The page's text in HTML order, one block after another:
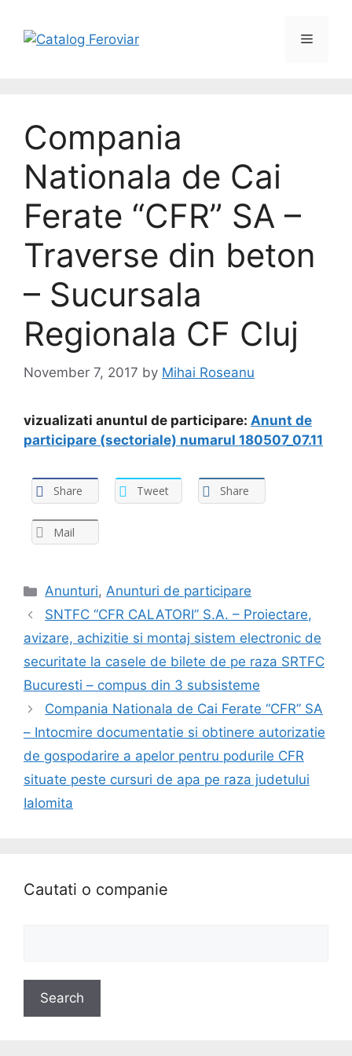
Compania
Nationala de Cai
Ferate “CFR” SA –
Traverse din beton
– Sucursala
Regionala CF Cluj
November 7, 2017 by Mihai Roseanu
vizualizati anuntul de participare: Anunt de
participare (sectoriale) numarul 180507_07.11
Share Tweet Share
Mail
Anunturi,Anunturi de participare
SNTFC “CFR CALATORI” S.A. – Proiectare,
avizare, achizitie si montaj sistem electronic de
securitate la casele de bilete de pe raza SRTFC
Bucuresti – compus din 3 subsisteme
Compania Nationala de Cai Ferate “CFR” SA
– Intocmire documentatie si obtinere autorizatie
de gospodarire a apelor pentru podurile CFR
situate peste cursuri de apa pe raza judetului
Ialomita
Cautati o companie